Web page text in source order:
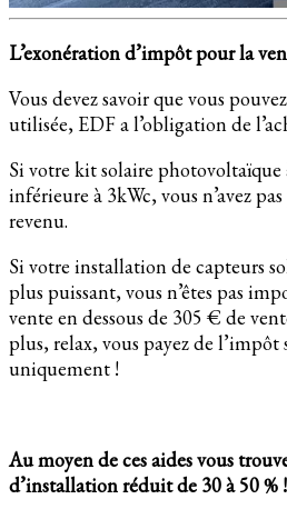
L’exonération d’impôt pour la
Vous devez savoir que vous
utilisée, EDF a l’obligation de
Si votre kit solaire photovoltaïque
inférieure à 3kWc, vous n’avez
revenu.
Si votre installation de capteurs
plus puissant, vous n’êtes pas
vente en dessous de 305 € de
plus, relax, vous payez de l’impôt
uniquement !
Au moyen de ces aides vous
d’installation réduit de 30 à 50 % !